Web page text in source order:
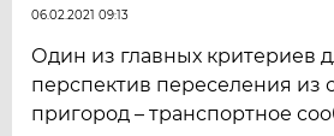
06.02.2021 09:13
Один из главных критериев
перспектив переселения из
пригород – транспортное